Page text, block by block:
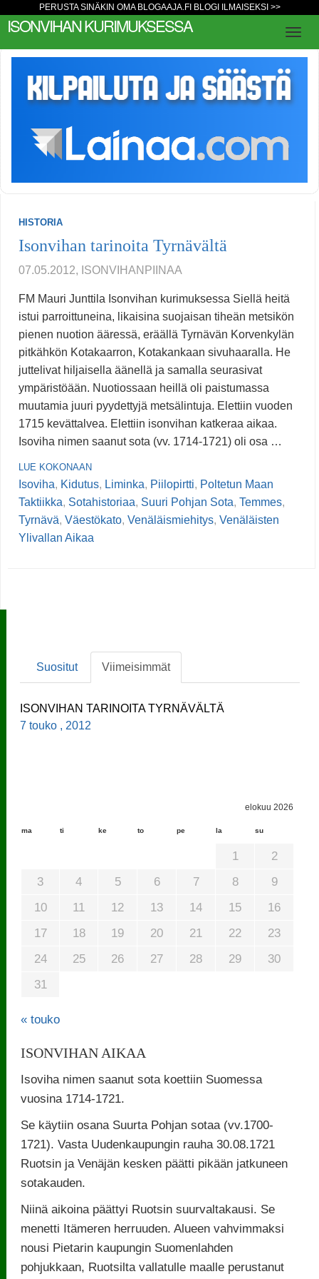
PERUSTA SINÄKIN OMA BLOGAAJA.FI BLOGI ILMAISEKSI >>
ISONVIHAN KURIMUKSESSA
HISTORIA
Isonvihan tarinoita Tyrnävältä
07.05.2012, ISONVIHANPIINAA
FM Mauri Junttila Isonvihan kurimuksessa Siellä heitä
istui parroittuneina, likaisina suojaisan tiheän metsikön
pienen nuotion ääressä, eräällä Tyrnävän Korvenkylän
pitkähkön Kotakaarron, Kotakankaan sivuhaaralla. He
juttelivat hiljaisella äänellä ja samalla seurasivat
ympäristöään. Nuotiossaan heillä oli paistumassa
muutamia juuri pyydettyjä metsälintuja. Elettiin vuoden
1715 kevättalvea. Elettiin isonvihan katkeraa aikaa.
Isoviha nimen saanut sota (vv. 1714-1721) oli osa …
LUE KOKONAAN
Isoviha, Kidutus, Liminka, Piilopirtti, Poltetun Maan
Taktiikka, Sotahistoriaa, Suuri Pohjan Sota, Temmes,
Tyrnävä, Väestökato, Venäläismiehitys, Venäläisten
Ylivallan Aikaa
Suositut Viimeisimmät
ISONVIHAN TARINOITA TYRNÄVÄLTÄ
7 touko , 2012
elokuu 2026
ma ti ke to pe la su
1
2
3
4 5 6 7 8
9
10
11 12 13 14 15
16
17
18 19 20 21 22
23
24
25 26 27 28 29
30
31
« touko
ISONVIHAN AIKAA
Isoviha nimen saanut sota koettiin Suomessa
vuosina 1714-1721.
Se käytiin osana Suurta Pohjan sotaa (vv.1700-
1721). Vasta Uudenkaupungin rauha 30.08.1721
Ruotsin ja Venäjän kesken päätti pikään jatkuneen
sotakauden.
Niinä aikoina päättyi Ruotsin suurvaltakausi. Se
menetti Itämeren herruuden. Alueen vahvimmaksi
nousi Pietarin kaupungin Suomenlahden
pohjukkaan, Ruotsilta vallatulle maalle perustanut